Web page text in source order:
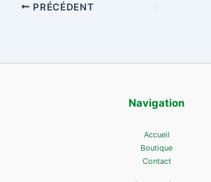
PRÉCÉDENT
Navigation
Accueil
Boutique
Contact